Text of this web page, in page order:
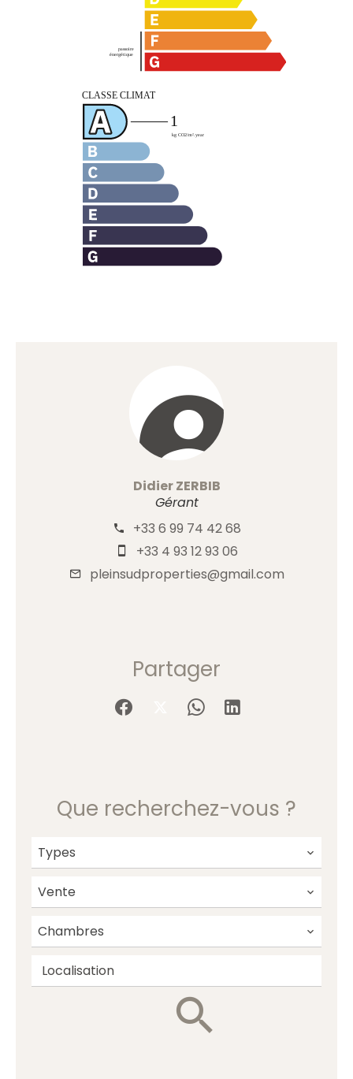
Didier ZERBIB
Gérant
+33 6 99 74 42 68
+33 4 93 12 93 06
pleinsudproperties@gmail.com
Partager
Que recherchez-vous ?
Types
Vente
Chambres
Localisation